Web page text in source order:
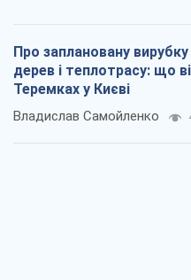
Про заплановану
дерев і теплотрасу: що
Теремках у Києві
Владислав Самойленко